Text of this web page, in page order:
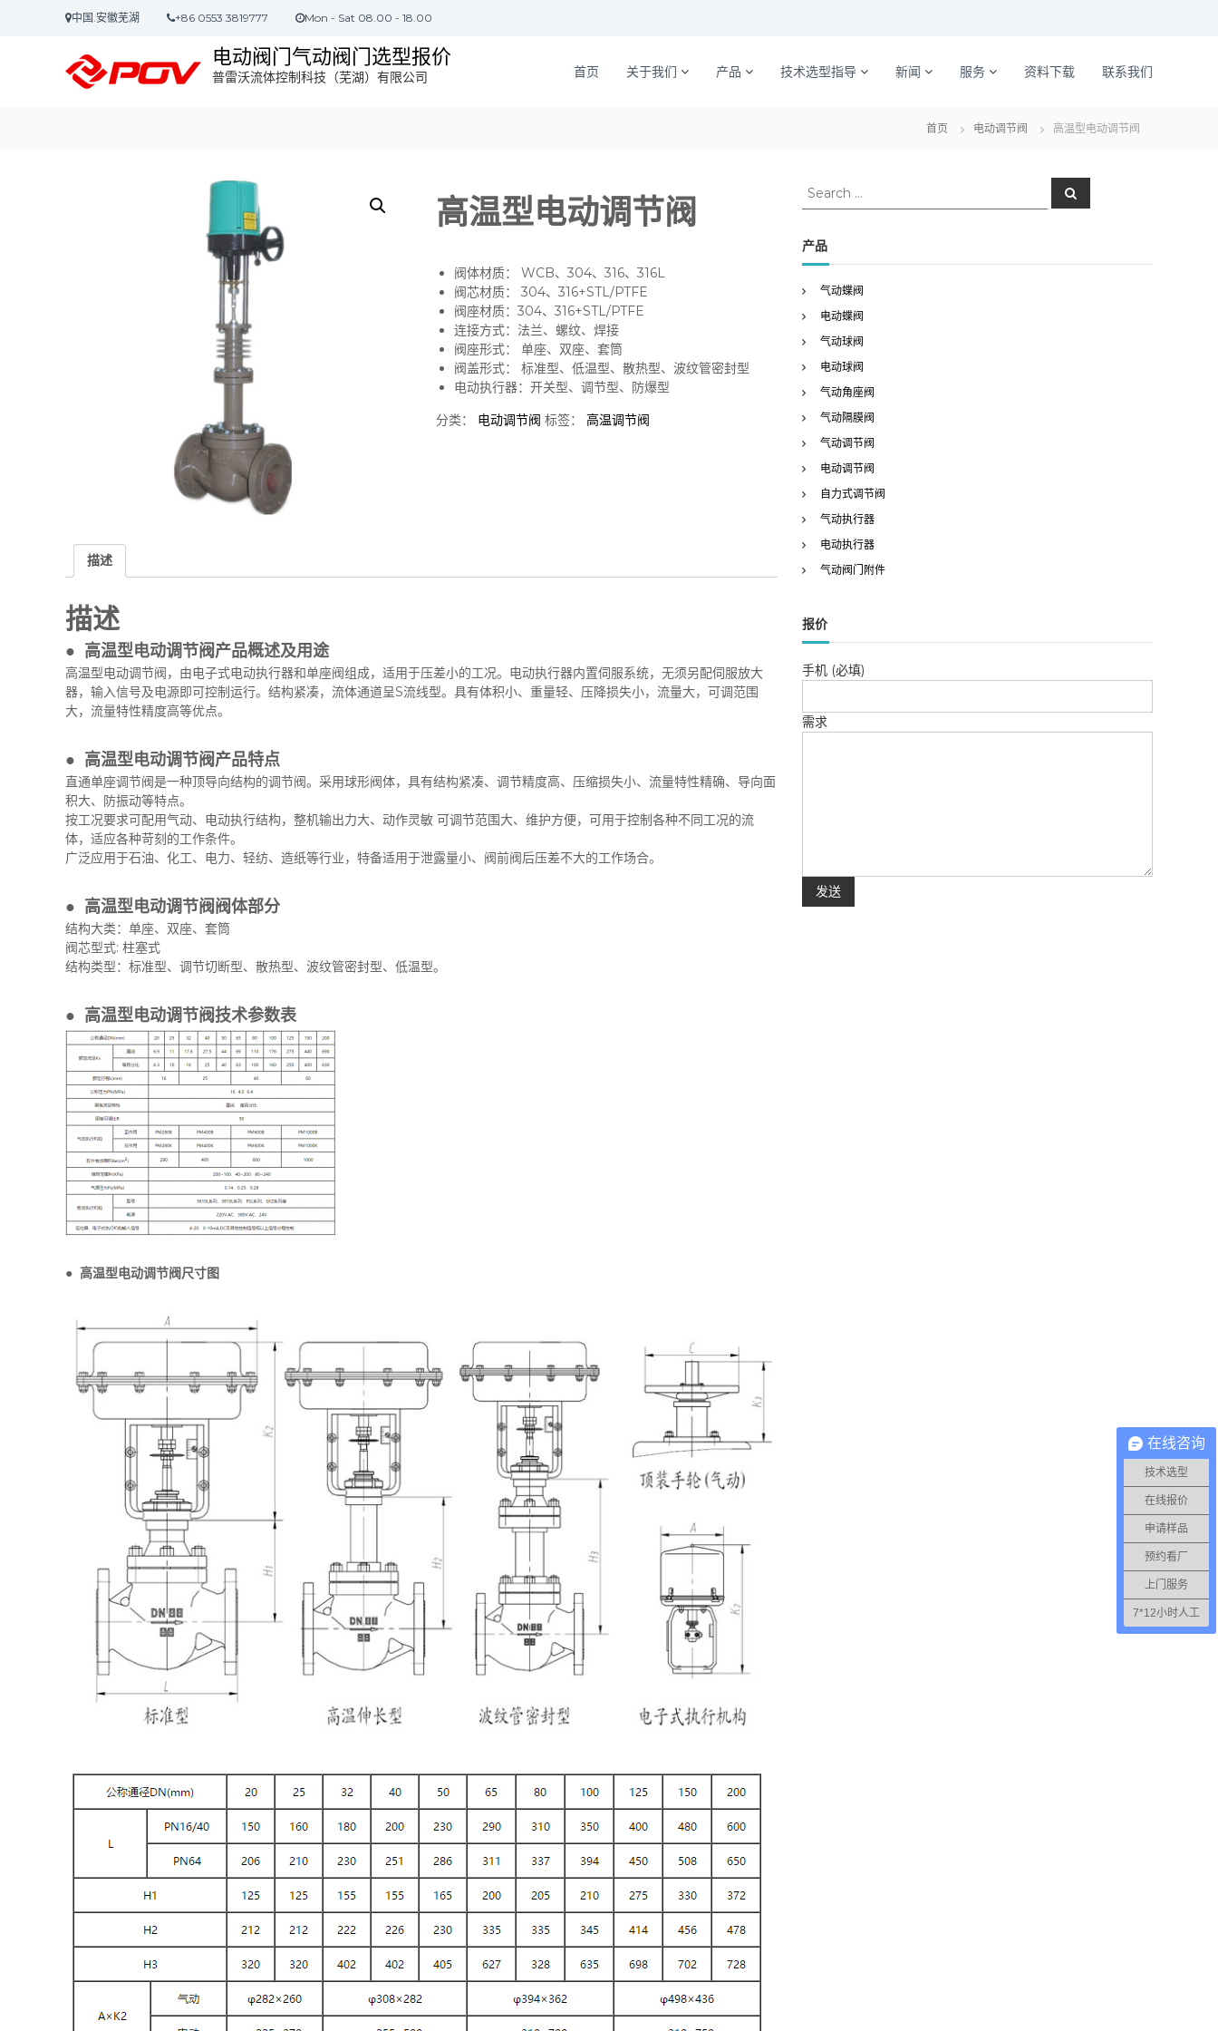
中国.安徽芜湖 +86 0553 3819777 Mon - Sat 08.00 - 18.00
电动阀门气动阀门选型报价
普雷沃流体控制科技（芜湖）有限公司 首页 关于我们 产品 技术选型指导 新闻 服务 资料下载 联系我们
首页 电动调节阀 高温型电动调节阀
高温型电动调节阀
阀体材质： WCB、304、316、316L
阀芯材质： 304、316+STL/PTFE
阀座材质：304、316+STL/PTFE
连接方式：法兰、螺纹、焊接
阀座形式： 单座、双座、套筒
阀盖形式： 标准型、低温型、散热型、波纹管密封型
电动执行器：开关型、调节型、防爆型
分类： 电动调节阀 标签： 高温调节阀
描述
描述
● 高温型电动调节阀产品概述及用途
高温型电动调节阀，由电子式电动执行器和单座阀组成，适用于压差小的工况。电动执行器内置伺服系统，无须另配伺服放大
器，输入信号及电源即可控制运行。结构紧凑，流体通道呈S流线型。具有体积小、重量轻、压降损失小，流量大，可调范围
大，流量特性精度高等优点。
● 高温型电动调节阀产品特点
直通单座调节阀是一种顶导向结构的调节阀。采用球形阀体，具有结构紧凑、调节精度高、压缩损失小、流量特性精确、导向面
积大、防振动等特点。
按工况要求可配用气动、电动执行结构，整机输出力大、动作灵敏 可调节范围大、维护方便，可用于控制各种不同工况的流
体，适应各种苛刻的工作条件。
广泛应用于石油、化工、电力、轻纺、造纸等行业，特备适用于泄露量小、阀前阀后压差不大的工作场合。
● 高温型电动调节阀阀体部分
结构大类：单座、双座、套筒
阀芯型式: 柱塞式
结构类型：标准型、调节切断型、散热型、波纹管密封型、低温型。
● 高温型电动调节阀技术参数表
● 高温型电动调节阀尺寸图
S
r
c
f
o
r
S
e
产品
气动蝶阀
电动蝶阀
气动球阀
电动球阀
气动角座阀
气动隔膜阀
气动调节阀
电动调节阀
自力式调节阀
气动执行器
电动执行器
气动阀门附件
报价
手机 (必填)
需求
在线咨询
技术选型
在线报价
申请样品
预约看厂
上门服务
7*12小时人工